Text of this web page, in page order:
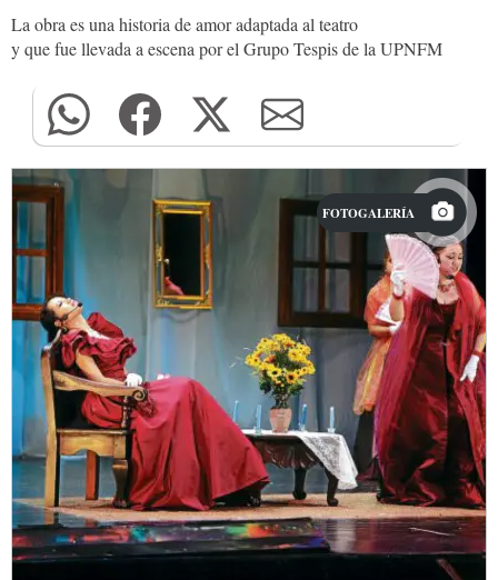
La obra es una historia de amor adaptada al teatro
y que fue llevada a escena por el Grupo Tespis de la UPNFM
FOTOGALERÍA